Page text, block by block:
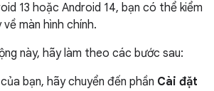
13 hoặc Android 14, bạn có thể kiểm
màn hình chính.
này, hãy làm theo các bước sau:
bạn, hãy chuyển đến phần Cài đặt